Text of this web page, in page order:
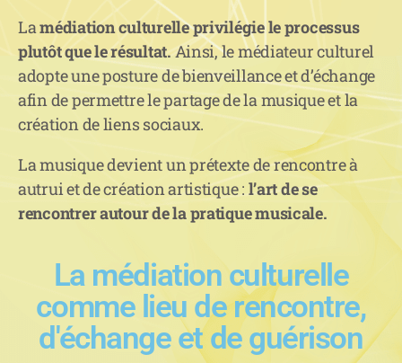
Lamédiation culturelle privilégie le processus
plutôt que le résultat. Ainsi, le médiateur culturel
adopte une posture de bienveillance et d’échange
afin de permettre le partage de la musique et la
création de liens sociaux.
La musique devient un prétexte de rencontre à
autrui et de création artistique : l’art de se
rencontrer autour de la pratique musicale.
La médiation culturelle
comme lieu de rencontre,
d'échange et de guérison